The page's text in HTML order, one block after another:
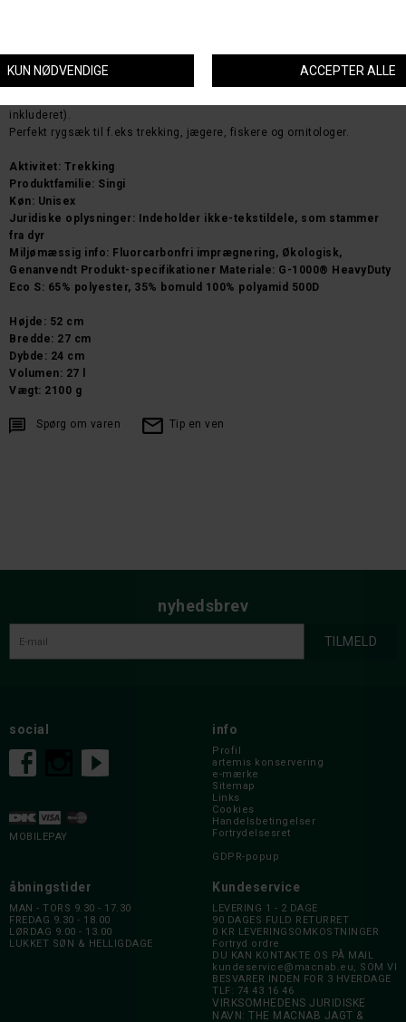
foroven plus indbygget sædepude og omslag i orange sikkerhedsfarve.
inkluderet).
Perfekt rygsæk til f.eks trekking, jægere, fiskere og ornitologer.
Aktivitet: Trekking
Produktfamilie: Singi
Køn: Unisex
Juridiske oplysninger: Indeholder ikke-tekstildele, som stammer
fra dyr
Miljømæssig info: Fluorcarbonfri imprægnering, Økologisk,
Genanvendt Produkt-specifikationer Materiale: G-1000® HeavyDuty
Eco S: 65% polyester, 35% bomuld 100% polyamid 500D
Højde: 52 cm
Bredde: 27 cm
Dybde: 24 cm
Volumen: 27 l
Vægt: 2100 g
Spørg om varen Tip en ven
nyhedsbrev
social
MOBILEPAY
info
Profil
artemis konservering
e-mærke
Sitemap
Links
Cookies
Handelsbetingelser
Fortrydelsesret
GDPR-popup
åbningstider
MAN - TORS 9.30 - 17.30
FREDAG 9.30 - 18.00
LØRDAG 9.00 - 13.00
LUKKET SØN & HELLIGDAGE
Kundeservice
LEVERING 1 - 2 DAGE
90 DAGES FULD RETURRET
0 KR LEVERINGSOMKOSTNINGER
Fortryd ordre
DU KAN KONTAKTE OS PÅ MAIL
kundeservice@macnab.eu, SOM VI
BESVARER INDEN FOR 3 HVERDAGE
TLF: 74 43 16 46
VIRKSOMHEDENS JURIDISKE
NAVN: THE MACNAB JAGT &